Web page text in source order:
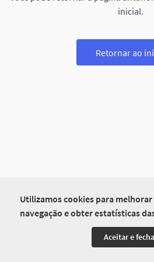
Utilizamos cookies para
navegação e obter estatísticas
Aceitar e
inicial.
Retornar ao